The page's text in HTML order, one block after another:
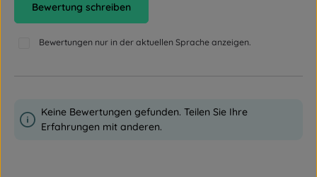
Bewertung schreiben
Bewertungen nur in der aktuellen Sprache anzeigen.
Keine Bewertungen gefunden. Teilen Sie Ihre
Erfahrungen mit anderen.